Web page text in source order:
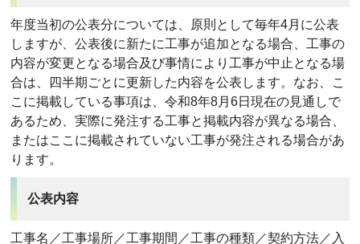
年度当初の公表分については、原則として毎年4月に公表
しますが、公表後に新たに工事が追加となる場合、工事の
内容が変更となる場合及び事情により工事が中止となる場
合は、四半期ごとに更新した内容を公表します。なお、こ
こに掲載している事項は、令和8年8月6日現在の見通しで
あるため、実際に発注する工事と掲載内容が異なる場合、
またはここに掲載されていない工事が発注される場合があ
ります。
公表内容
工事名／工事場所／工事期間／工事の種類／契約方法／入